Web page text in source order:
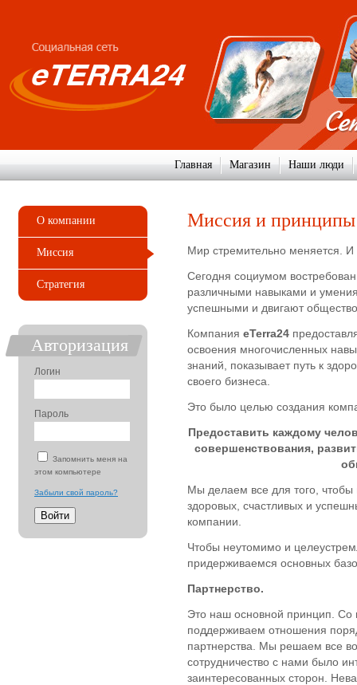
Главная Магазин Наши люди
Миссия и принципы
Мир стремительно меняется.
Сегодня социумом
различными навыками и
успешными и двигают
Компания eTerra24
освоения многочисленных
знаний, показывает путь к
своего бизнеса.
Это было целью создания
Предоставить каждому
совершенствования,
Мы делаем все для того,
здоровых, счастливых и
компании.
Чтобы неутомимо и
придерживаемся основных
Партнерство.
Это наш основной принцип.
поддерживаем отношения
партнерства. Мы решаем все
сотрудничество с нами было
заинтересованных сторон.
О компании
Миссия
Стратегия
Авторизация
Логин
Пароль
Запомнить меня на
этом компьютере
Забыли свой пароль?